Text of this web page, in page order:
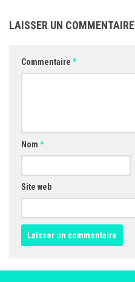
LAISSER UN COMMENTAIRE
Commentaire *
Nom *
Site web